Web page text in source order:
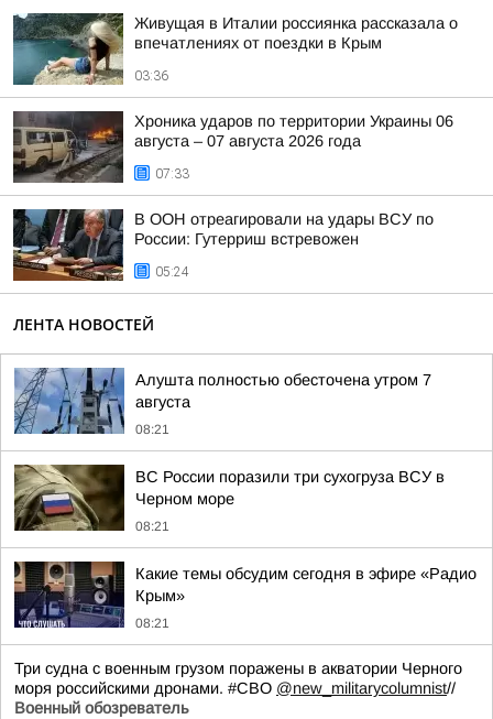
Живущая в Италии россиянка рассказала о
впечатлениях от поездки в Крым
03:36
Хроника ударов по территории Украины 06
августа – 07 августа 2026 года
07:33
В ООН отреагировали на удары ВСУ по
России: Гутерриш встревожен
05:24
ЛЕНТА НОВОСТЕЙ
Алушта полностью обесточена утром 7
августа
08:21
ВС России поразили три сухогруза ВСУ в
Черном море
08:21
Какие темы обсудим сегодня в эфире «Радио
Крым»
08:21
Три судна с военным грузом поражены в акватории Черного
моря российскими дронами. #СВО @new_militarycolumnist//
Военный обозреватель